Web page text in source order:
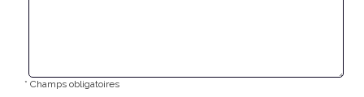
* Champs obligatoires